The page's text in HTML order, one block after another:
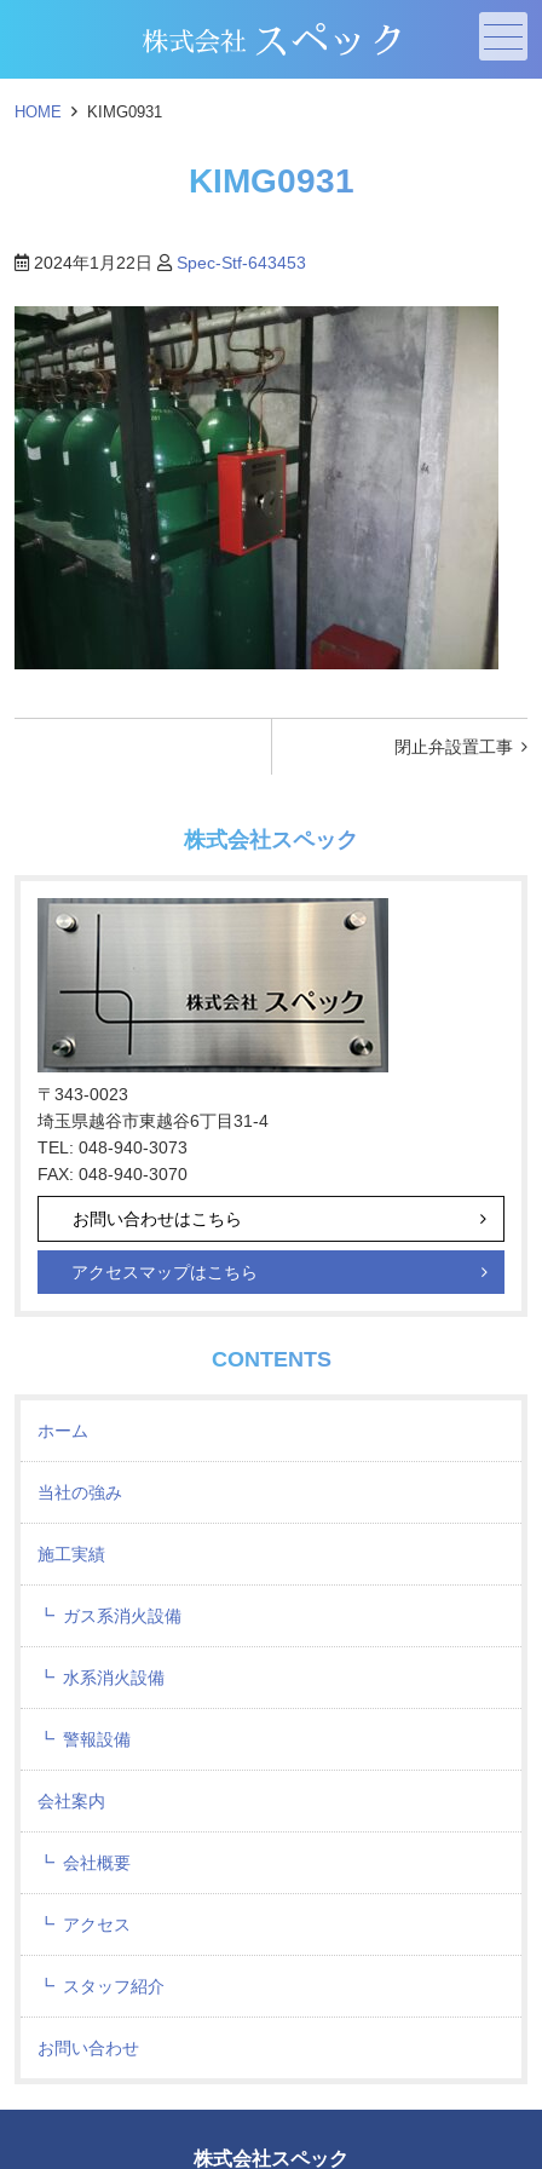
メニュー
HOME KIMG0931
KIMG0931
2024年1月22日 Spec-Stf-643453
ゲ
閉止弁設置工事
株式会社スペック
〒343-0023
埼玉県越谷市東越谷6丁目31-4
TEL: 048-940-3073
FAX: 048-940-3070
お問い合わせはこちら
アクセスマップはこちら
CONTENTS
ホーム
当社の強み
施工実績
ガス系消火設備
水系消火設備
警報設備
会社案内
会社概要
アクセス
スタッフ紹介
お問い合わせ
株式会社スペック